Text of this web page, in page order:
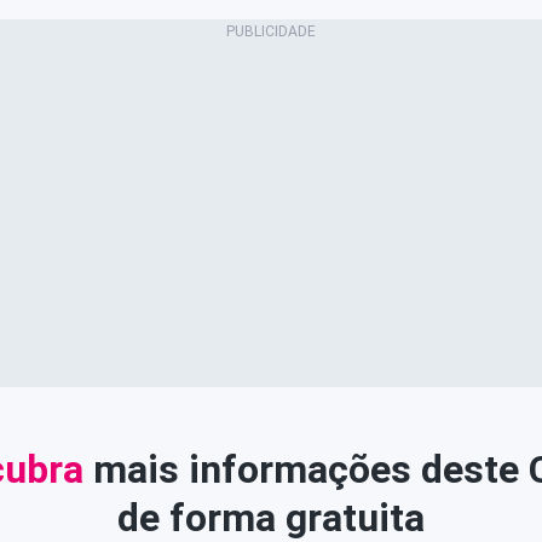
mais informações deste
de forma gratuita